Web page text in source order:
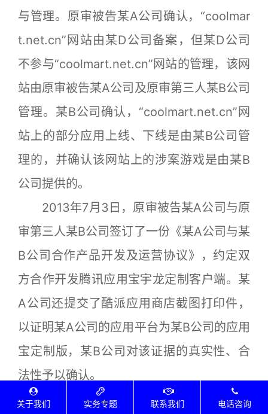
与管理。原审被告某A公司确认，“coolmar
t.net.cn”网站由某D公司备案，但某D公司
不参与“coolmart.net.cn”网站的管理，该网
站由原审被告某A公司及原审第三人某B公司
管理。某B公司确认，“coolmart.net.cn”网
站上的部分应用上线、下线是由某B公司管
理的，并确认该网站上的涉案游戏是由某B
公司提供的。
2013年7月3日，原审被告某A公司与原
审第三人某B公司签订了一份《某A公司与某
B公司合作产品开发及运营协议》，约定双
方合作开发腾讯应用宝宇龙定制客户端。某
A公司还提交了酷派应用商店截图打印件，
以证明某A公司的应用平台为某B公司的应用
宝定制版，某B公司对该证据的真实性、合
法性予以确认。
某B公司提交了（2016）深前证字第01
关于我们 实务专题 联系我们 电话咨询